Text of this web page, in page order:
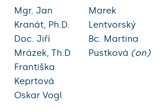
Mgr. Jan
Kranát, Ph.D.
Doc. Jiří
Mrázek, Th.D
Františka
Keprtová
Oskar Vogl
Marek
Lentvorský
Bc. Martina
Pustková (on)